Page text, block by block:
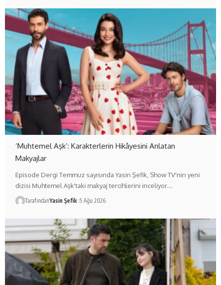
‘Muhtemel Aşk’: Karakterlerin Hikâyesini Anlatan
Makyajlar
Episode Dergi Temmuz sayısında Yasin Şefik, Show TV'nin yeni
dizisi Muhtemel Aşk'taki makyaj tercihlerini inceliyor.…
TarafındanYasin Şefik 5 Ağu 2026